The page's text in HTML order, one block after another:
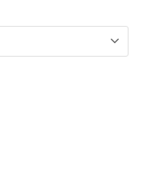
R$4,50 + ADD